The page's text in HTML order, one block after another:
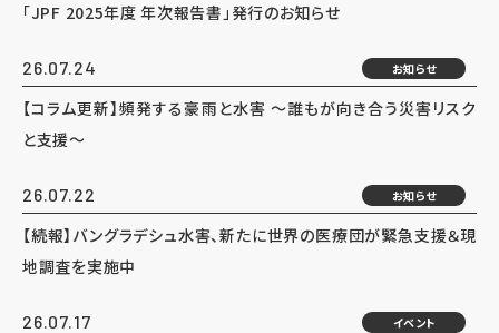
「JPF 2025年度 年次報告書」発行のお知らせ
26.07.24 お知らせ
【コラム更新】頻発する豪雨と水害 ～誰もが向き合う災害リスク
と支援～
26.07.22 お知らせ
【続報】バングラデシュ水害、新たに世界の医療団が緊急支援＆現
地調査を実施中
26.07.17 イベント